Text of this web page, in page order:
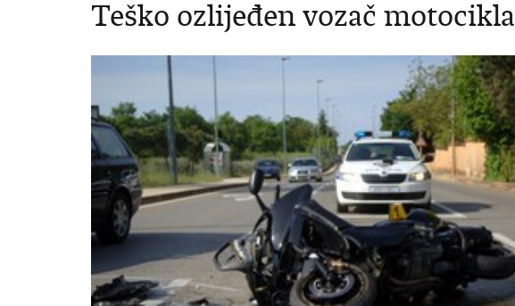
Teško ozlijeđen vozač motocikla